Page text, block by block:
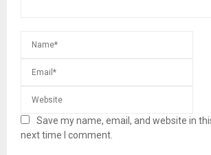
Save my name, email, and website in
next time I comment.